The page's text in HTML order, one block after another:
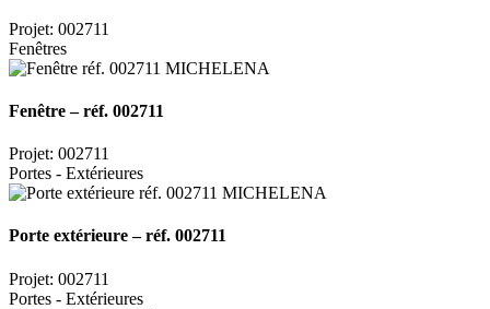
Projet: 002711
Fenêtres
Fenêtre – réf. 002711
Projet: 002711
Portes - Extérieures
Porte extérieure – réf. 002711
Projet: 002711
Portes - Extérieures